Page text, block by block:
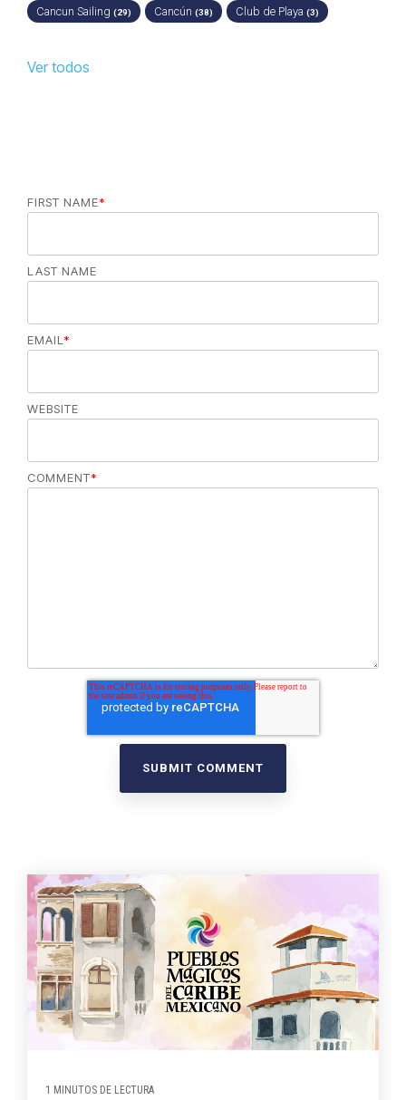
Cancun Sailing (29) Cancún (38) Club de Playa (3)
Ver todos
FIRST NAME*
LAST NAME
EMAIL *
WEBSITE
COMMENT*
1 MINUTOS DE LECTURA